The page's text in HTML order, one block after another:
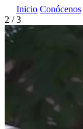
Inicio Conócenos
2 / 3